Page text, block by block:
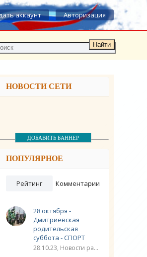
аккаунт Авторизация
Найти
НОВОСТИ СЕТИ
ДОБАВИТЬ БАННЕР
ПОПУЛЯРНОЕ
Рейтинг Комментарии
28 октября -
Дмитриевская
родительская
суббота - СПОРТ
28.10.23, Новости разное / Плавание / Спорт